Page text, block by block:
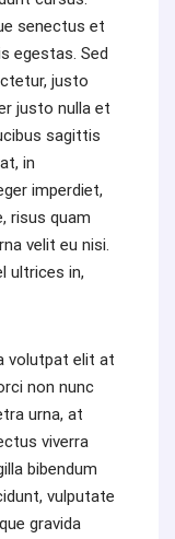
senectus et
egestas. Sed
justo
justo nulla et
sagittis
in
imperdiet,
risus quam
velit eu nisi.
ultrices in,
volutpat elit at
non nunc
urna, at
viverra
bibendum
vulputate
gravida